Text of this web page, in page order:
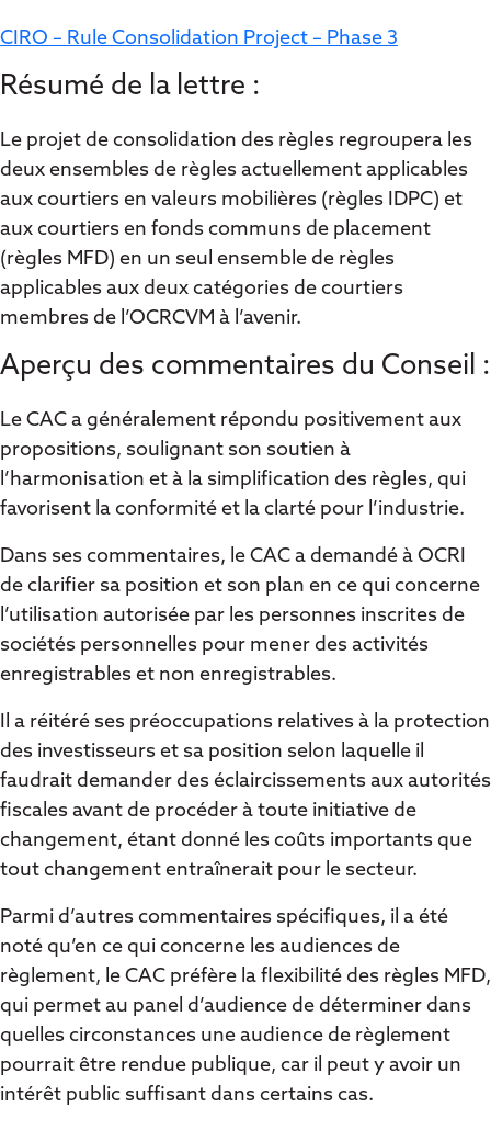
CIRO – Rule Consolidation Project – Phase 3
Résumé de la lettre :
Le projet de consolidation des règles regroupera les
deux ensembles de règles actuellement applicables
aux courtiers en valeurs mobilières (règles IDPC) et
aux courtiers en fonds communs de placement
(règles MFD) en un seul ensemble de règles
applicables aux deux catégories de courtiers
membres de l’OCRCVM à l’avenir.
Aperçu des commentaires du Conseil :
Le CAC a généralement répondu positivement aux
propositions, soulignant son soutien à
l’harmonisation et à la simplification des règles, qui
favorisent la conformité et la clarté pour l’industrie.
Dans ses commentaires, le CAC a demandé à OCRI
de clarifier sa position et son plan en ce qui concerne
l’utilisation autorisée par les personnes inscrites de
sociétés personnelles pour mener des activités
enregistrables et non enregistrables.
Il a réitéré ses préoccupations relatives à la protection
des investisseurs et sa position selon laquelle il
faudrait demander des éclaircissements aux autorités
fiscales avant de procéder à toute initiative de
changement, étant donné les coûts importants que
tout changement entraînerait pour le secteur.
Parmi d’autres commentaires spécifiques, il a été
noté qu’en ce qui concerne les audiences de
règlement, le CAC préfère la flexibilité des règles MFD,
qui permet au panel d’audience de déterminer dans
quelles circonstances une audience de règlement
pourrait être rendue publique, car il peut y avoir un
intérêt public suffisant dans certains cas.